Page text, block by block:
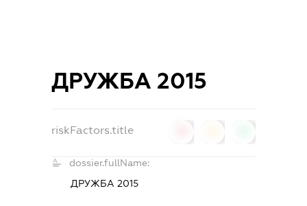
ДРУЖБА 2015
riskFactors.title
dossier.fullName:
ДРУЖБА 2015